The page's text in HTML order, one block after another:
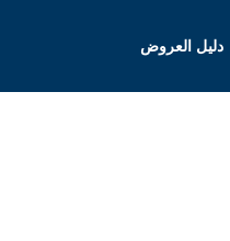
دليل العروض